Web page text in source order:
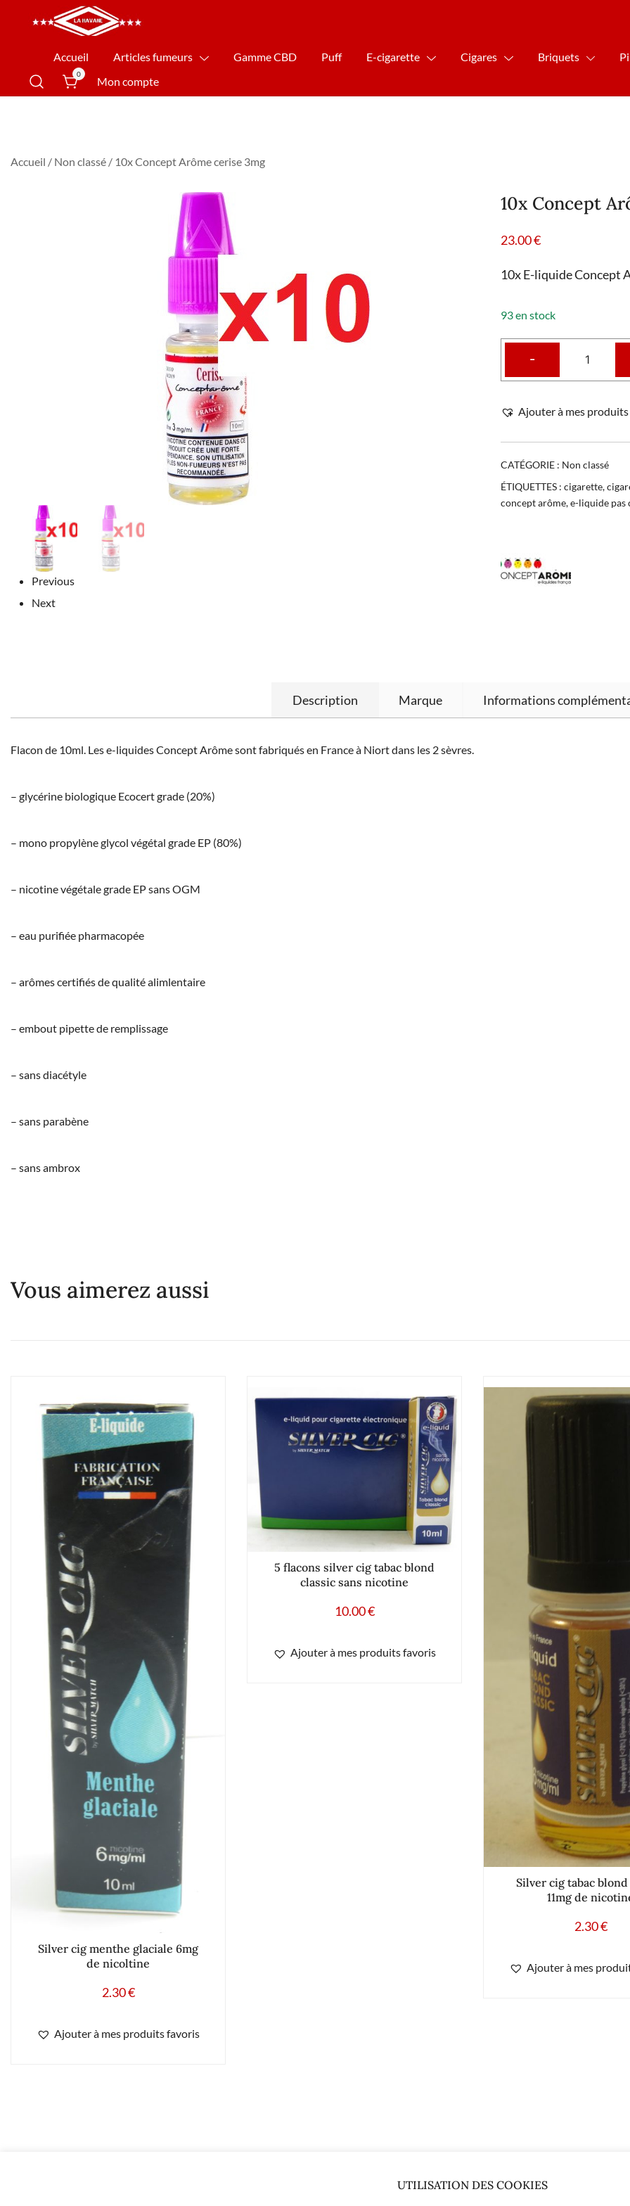
La Havane Nîmes
Accueil Articles fumeurs Gamme CBD Puff E-cigarette Cigares Briquets
0
Mon compte
Accueil / Non classé / 10x Concept Arôme cerise 3mg
Previous
Next
10x Concept
23.00€
10x E-liquide Concept
93 en stock
-
Ajouter à mes
CATÉGORIE : Non classé
ÉTIQUETTES : cigarette,
concept arôme,e-liquide pas
Description Marque Informations
Flacon de 10ml. Les e-liquides Concept Arôme sont fabriqués en France à Niort dans les 2 sèvres.
– glycérine biologique Ecocert grade (20%)
– mono propylène glycol végétal grade EP (80%)
– nicotine végétale grade EP sans OGM
– eau purifiée pharmacopée
– arômes certifiés de qualité alimlentaire
– embout pipette de remplissage
– sans diacétyle
– sans parabène
– sans ambrox
Vous aimerez aussi
Silver cig menthe glaciale 6mg
de nicoltine
2.30€
Ajouter à mes produits favoris
5 flacons silver cig tabac blond
classic sans nicotine
10.00€
Ajouter à mes produits favoris
Silver cig tabac
11mg de
2.30€
Ajouter à mes
UTILISATION DES COOKIES